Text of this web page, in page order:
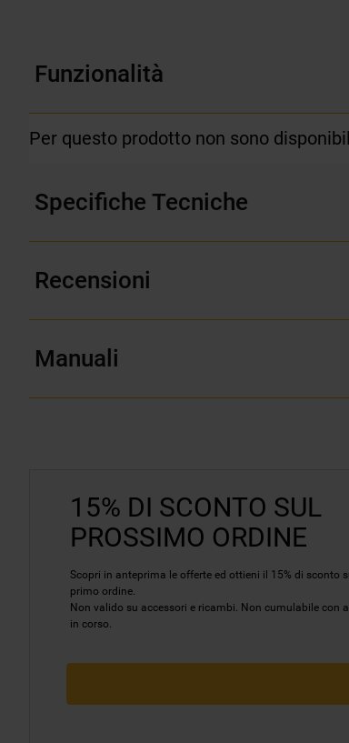
Funzionalità
Per questo prodotto non sono
Specifiche Tecniche
Recensioni
Manuali
15% DI SCONTO SUL
PROSSIMO ORDINE
Scopri in anteprima le offerte ed ottieni il 15% di sconto
primo ordine.
Non valido su accessori e ricambi. Non cumulabile con
in corso.